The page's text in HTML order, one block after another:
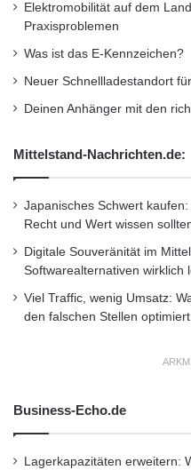
Elektromobilität auf dem
Praxisproblemen
Was ist das E-Kennzeichen?
Neuer Schnellladestandort
Deinen Anhänger mit den
Mittelstand-Nachrichten.de:
Japanisches Schwert
Recht und Wert wissen
Digitale Souveränität im
Softwarealternativen wirklich
Viel Traffic, wenig Umsatz:
den falschen Stellen
Business-Echo.de
Lagerkapazitäten erweitern: